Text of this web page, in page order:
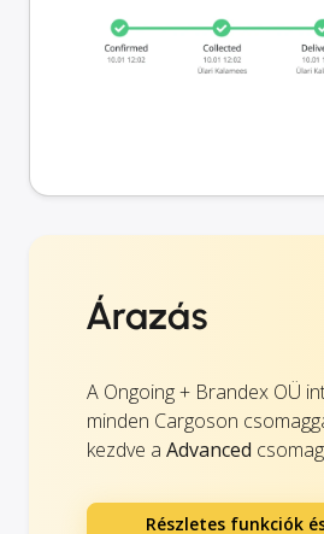
Árazás
A Ongoing + Brandex OÜ
minden Cargoson
kezdve a Advanced
Részletes funkciók